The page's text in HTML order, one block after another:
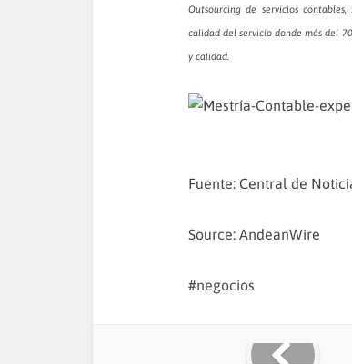
Outsourcing de servicios
calidad del servicio donde más del
y calidad.
Fuente: Central de
Source: AndeanWire
negocios